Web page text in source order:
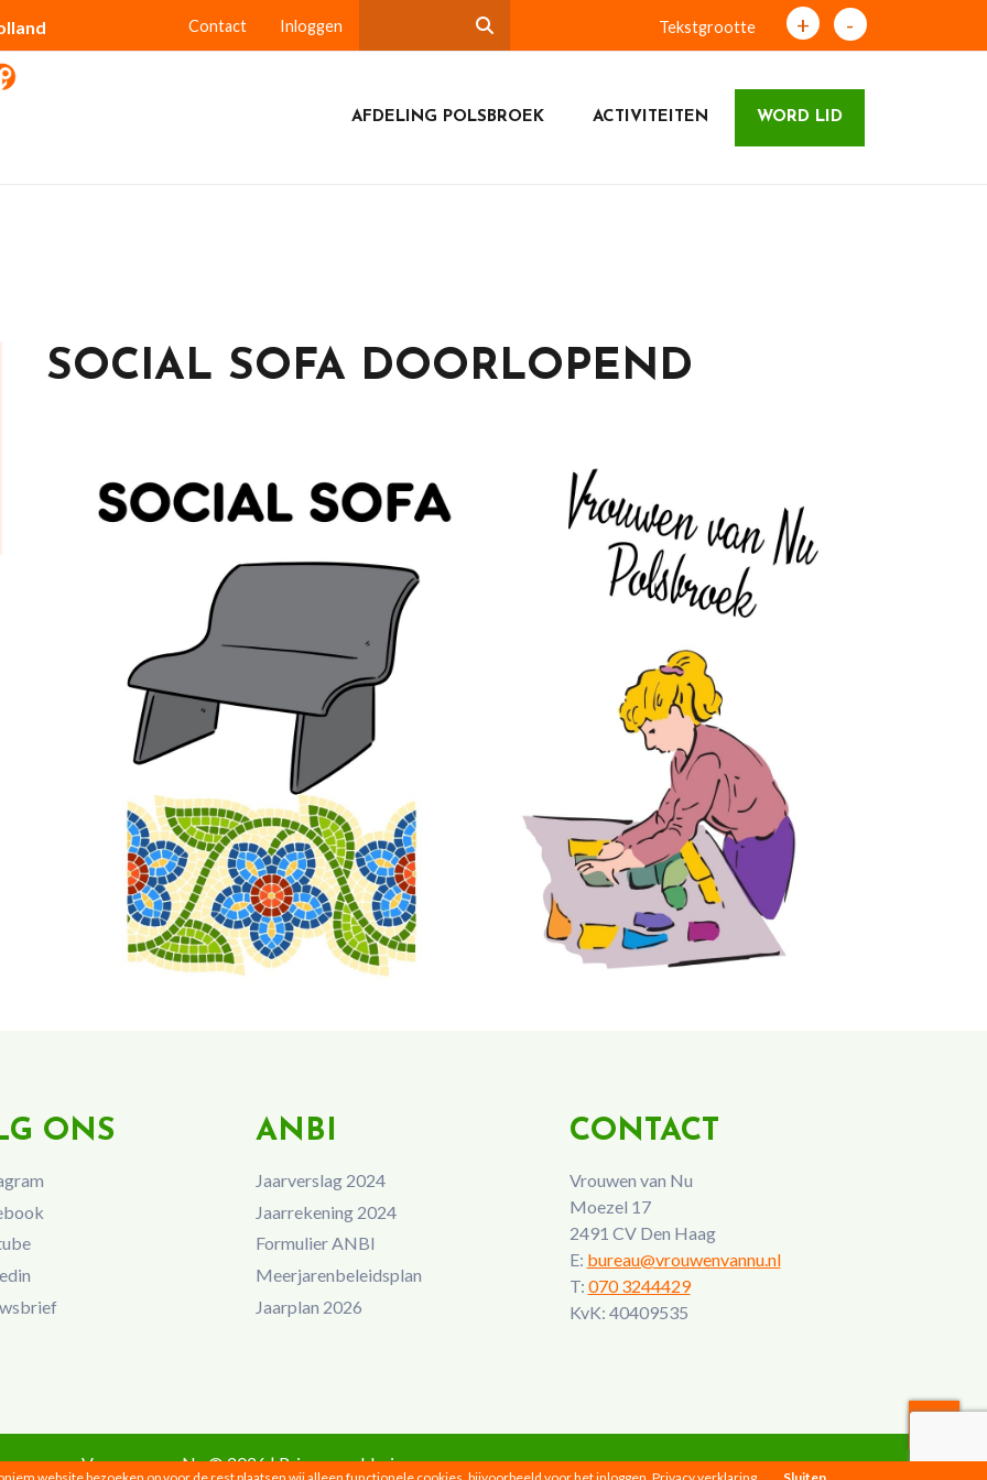
Contact Inloggen Tekstgrootte + -
AFDELING POLSBROEK ACTIVITEITEN WORD LID
SOCIAL SOFA DOORLOPEND
ONS ANBI
Jaarverslag 2024
Jaarrekening 2024
Formulier ANBI
Meerjarenbeleidsplan
Jaarplan 2026
CONTACT
Vrouwen van Nu
Moezel 17
2491 CV Den Haag
E: bureau@vrouwenvannu.nl
T: 070 3244429
KvK: 40409535
Vrouwen van Nu © 2026 |Privacyverklaring